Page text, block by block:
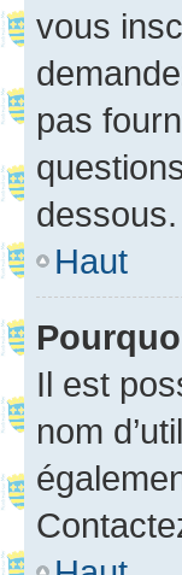
vous
pas
dessous.
Haut
Il est
nom